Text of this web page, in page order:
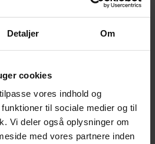
Detaljer Om
cookies
vores indhold og
til sociale medier og til
Vi deler også oplysninger om
med vores partnere inden
produktet til kurven